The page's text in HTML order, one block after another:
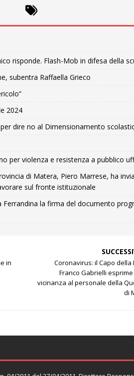
risponde. Flash-Mob in difesa della
subentra Raffaella Grieco
2024
dire no al Dimensionamento
per violenza e resistenza a pubblico
di Matera, Piero Marrese, ha
sul fronte istituzionale
la firma del documento
in
Coronavirus: il Capo della
Franco Gabrielli
vicinanza al personale della
di